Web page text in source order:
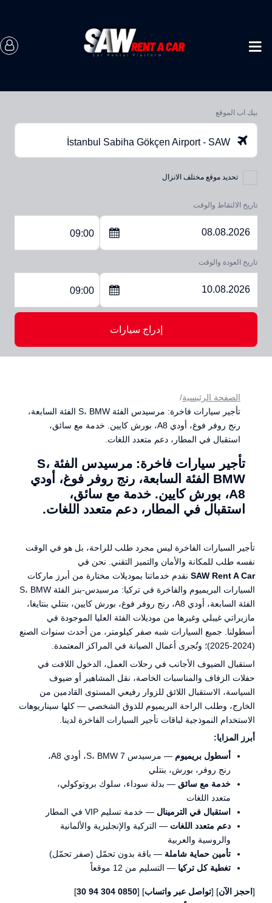
بيك اب الموقع
تحديد موقع مختلف الانزال
تاريخ الالتقاط والوقت
09:00
تاريخ العودة والوقت
09:00
إدراج سيارات
الصفحة الرئيسية
تأجير سيارات فاخرة: مرسيدس الفئة S، BMW الفئة السابعة،
رنج روفر فوغ، أودي A8، بورش كايين. خدمة مع سائق،
استقبال في المطار، دعم متعدد اللغات.
تأجير سيارات فاخرة: مرسيدس الفئة S،
BMW الفئة السابعة، رنج روفر فوغ، أودي
A8، بورش كايين. خدمة مع سائق،
استقبال في المطار، دعم متعدد اللغات.
تأجير السيارات الفاخرة ليس مجرد طلب للراحة، بل هو في الوقت
نفسه طلب للمكانة والأمان والتميز التقني. نحن في
SAW Rent A Car نقدم خدماتنا بموديلات مختارة من أبرز ماركات
السيارات البريميوم والفاخرة في تركيا: مرسيدس-بنز الفئة S، BMW
الفئة السابعة، أودي A8، رنج روفر فوغ، بورش كايين، بنتلي بنتايغا،
مازيراتي غيبلي وغيرها من موديلات الفئة العليا الموجودة في
أسطولنا. جميع السيارات شبه صفر كيلومتر، من أحدث سنوات الصنع
(2024-2025)؛ وتُجرى أعمال الصيانة في المراكز المعتمدة.
استقبال الضيوف الأجانب في رحلات العمل، الدخول اللافت في
حفلات الزفاف والمناسبات الخاصة، نقل المشاهير أو ضيوف
السياسة، الاستقبال اللائق للزوار رفيعي المستوى القادمين من
الخارج، وطلب الراحة البريميوم للذوق الشخصي — كلها سيناريوهات
الاستخدام النموذجية لباقات تأجير السيارات الفاخرة لدينا.
أبرز المزايا:
أسطول بريميوم
— مرسيدس S، BMW 7، أودي A8،
رنج روفر، بورش، بنتلي
خدمة مع سائق — بدلة سوداء، سلوك بروتوكولي،
متعدد اللغات
استقبال في الترمينال — خدمة تسليم VIP في المطار
دعم متعدد اللغات — التركية والإنجليزية والألمانية
والروسية والعربية
تأمين حماية شاملة — باقة بدون تحمّل (صفر تحمّل)
تغطية كل تركيا — التسليم من 12 موقعاً
[ احجز الآن] [تواصل عبر واتساب] [
0850 304 94 30
]